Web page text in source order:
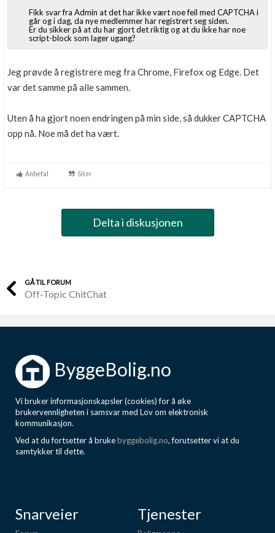
Fikk svar fra Admin at det har ikke vært noe feil med CAPTCHA i
går og i dag, da nye medlemmer har registrert seg siden.
Er du sikker på at du har gjort det riktig og at du ikke har noe
script-block som lager ugang?
Jeg prøvde å registrere meg fra Chrome, Firefox og Edge. Det
var det samme på alle sammen.
Uten å ha gjort noen endringen på min side, så dukker CAPTCHA
opp nå. Noe må det ha vært.
Anbefal Siter
Delta i diskusjonen
GÅ TIL FORUM
Off-Topic ChitChat
ByggeBolig.no
Vi bruker informasjonskapsler (cookies) for å øke
brukervennligheten i samsvar med Lov om elektronisk
kommunikasjon.
Ved at du fortsetter å brukebyggebolig.no, forutsetter vi at du
samtykker til dette.
Snarveier Tjenester